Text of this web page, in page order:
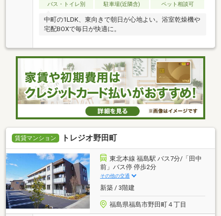
バス・トイレ別
駐車場(近隣含) ペット相談可
中町の1LDK、東向きで朝日が心地よい。浴室乾燥機や
宅配BOXで毎日が快適に。
賃貸マンション トレジオ野田町
東北本線 福島駅 バス7分/「田中
前」バス停 停歩2分
その他の交通
新築 / 3階建
福島県福島市野田町４丁目